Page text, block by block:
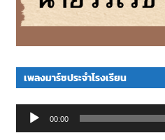
เพลงมาร์ชประจำโรงเรียน
Audio
Player
00:00